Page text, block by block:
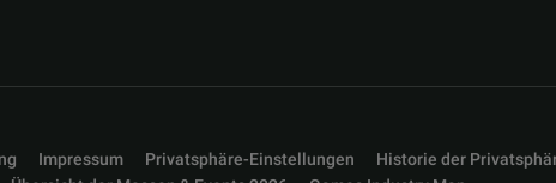
Impressum Privatsphäre-Einstellungen Historie der